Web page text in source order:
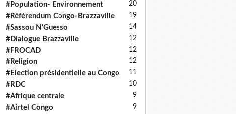
#Population- Environnement 20
#Référendum Congo-Brazzaville 19
#Sassou N'Guesso 14
#Dialogue Brazzaville 12
#FROCAD 12
#Religion 12
#Election présidentielle au Congo 11
#RDC 10
#Afrique centrale 9
#Airtel Congo 9